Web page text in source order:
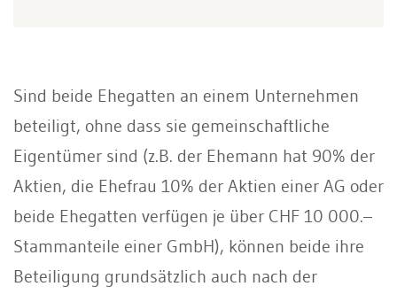
Sind beide Ehegatten an einem Unternehmen
beteiligt, ohne dass sie gemeinschaftliche
Eigentümer sind (z.B. der Ehemann hat 90% der
Aktien, die Ehefrau 10% der Aktien einer AG oder
beide Ehegatten verfügen je über CHF 10 000.–
Stammanteile einer GmbH), können beide ihre
Beteiligung grundsätzlich auch nach der